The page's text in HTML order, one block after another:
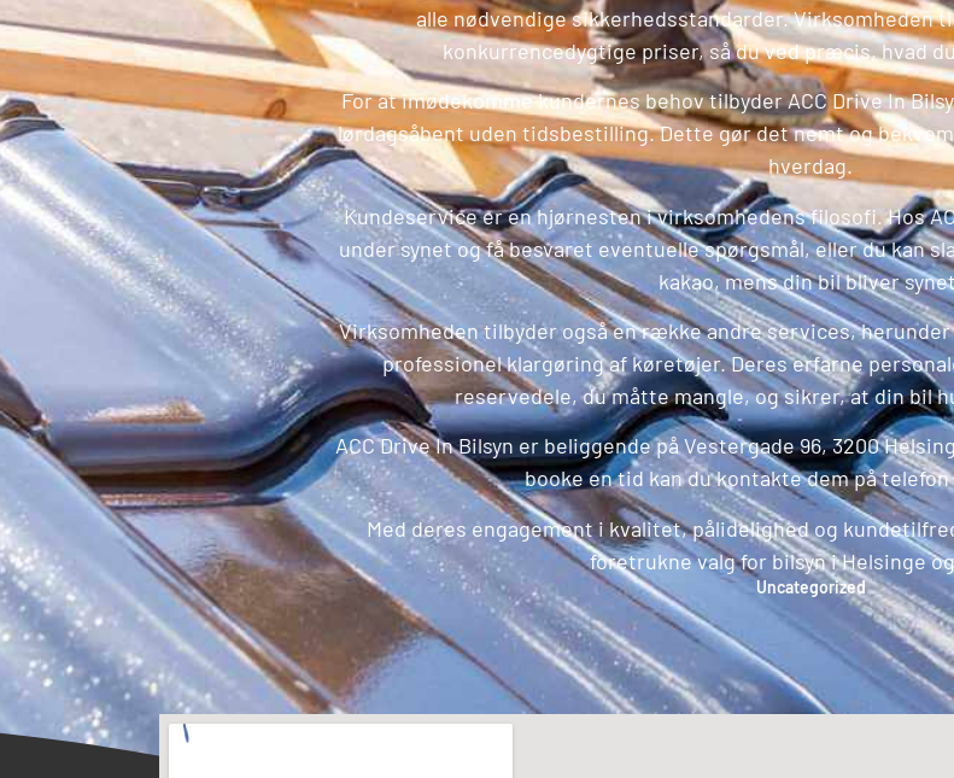
alle nødvendige sikkerhedsstandarder. Virksomheden
konkurrencedygtige priser, så du ved præcis, hvad
For at imødekomme kundernes behov tilbyder ACC Drive In
lørdagsåbent uden tidsbestilling. Dette gør det nemt og
hverdag.
Kundeservice er en hjørnesten i virksomhedens filosofi. Hos
under synet og få besvaret eventuelle spørgsmål, eller du kan
kakao, mens din bil bliver
Virksomheden tilbyder også en række andre services,
professionel klargøring af køretøjer. Deres erfarne
reservedele, du måtte mangle, og sikrer, at din bil
ACC Drive In Bilsyn er beliggende på Vestergade 96, 3200
booke en tid kan du kontakte dem på telefon
Med deres engagement i kvalitet, pålidelighed og
foretrukne valg for bilsyn i Helsinge
Uncategorized